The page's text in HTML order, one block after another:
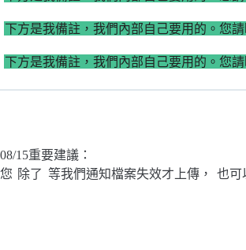
下方是我備註，我們內部自己要用的。您請
下方是我備註，我們內部自己要用的。您請
08/15重要建議：
您 除了 等我們通知檔案失效才上傳， 也可